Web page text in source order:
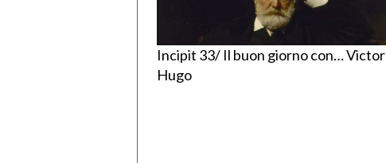
Incipit 33/ Il buon giorno con… Victor
Hugo